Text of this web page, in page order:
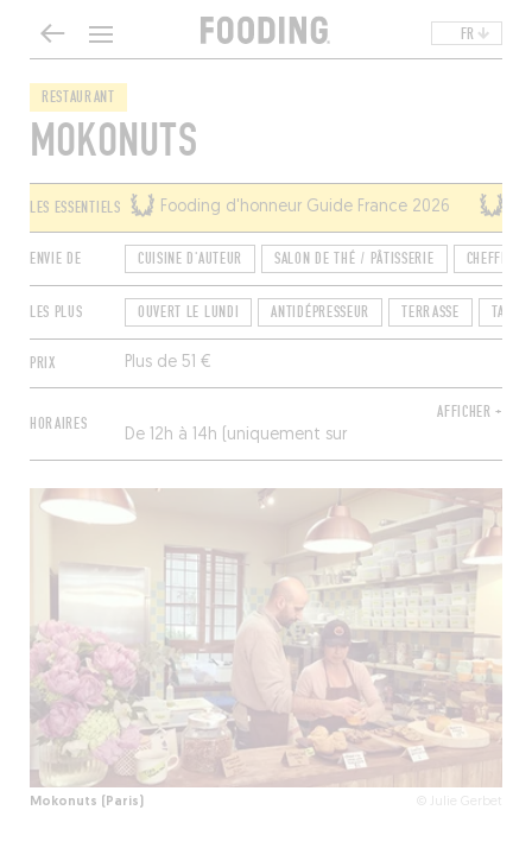
FR
RESTAURANT
MOKONUTS
LES ESSENTIELS Fooding d'honneur Guide France 2026
ENVIE DE CUISINE D'AUTEUR SALON DE THÉ / PÂTISSERIE CHEFFES
LES PLUS OUVERT LE LUNDI ANTIDÉPRESSEUR TERRASSE
PRIX Plus de 51 €
HORAIRES
De 12h à 14h (uniquement sur
réservation). Fermé samedi et
AFFICHER +
Mokonuts (Paris) © Julie Gerbet